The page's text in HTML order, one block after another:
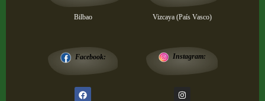
Bilbao Vizcaya (País Vasco)
Facebook: Instagram: